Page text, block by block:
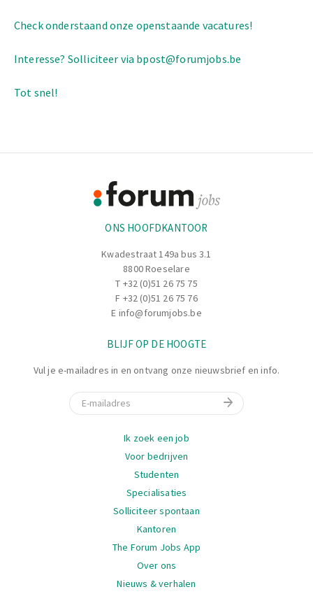
Check onderstaand onze openstaande vacatures!
Interesse? Solliciteer via bpost@forumjobs.be
Tot snel!
ONS HOOFDKANTOOR
Kwadestraat 149a bus 3.1
8800 Roeselare
T +32 (0)51 26 75 75
F +32 (0)51 26 75 76
E info@forumjobs.be
BLIJF OP DE HOOGTE
Vul je e-mailadres in en ontvang onze nieuwsbrief en info.
E-mail
Ik zoek een job
Voor bedrijven
Studenten
Specialisaties
Solliciteer spontaan
Kantoren
The Forum Jobs App
Over ons
Nieuws & verhalen